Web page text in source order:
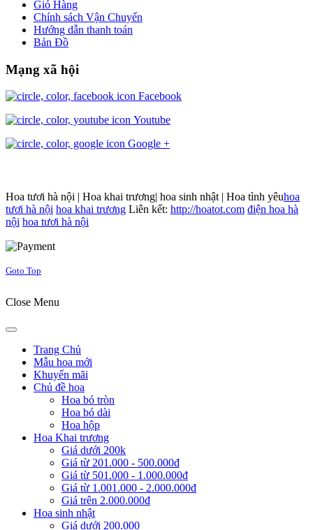
Giỏ Hàng
Chính sách Vận Chuyển
Hướng dẫn thanh toán
Bản Đồ
Mạng xã hội
Facebook
Youtube
Google +
Hoa tươi hà nội | Hoa khai trương| hoa sinh nhật | Hoa tình yêuhoa
tươi hà nội hoa khai trương Liên kết: http://hoatot.com điện hoa hà
nội hoa tươi hà nội
Goto Top
Close Menu
Trang Chủ
Mẫu hoa mới
Khuyến mãi
Chủ đề hoa
Hoa bó tròn
Hoa bó dài
Hoa hộp
Hoa Khai trương
Giá dưới 200k
Giá từ 201.000 - 500.000đ
Giá từ 501.000 - 1.000.000đ
Giá từ 1.001.000 - 2.000.000đ
Giá trên 2.000.000đ
Hoa sinh nhật
Giá dưới 200.000